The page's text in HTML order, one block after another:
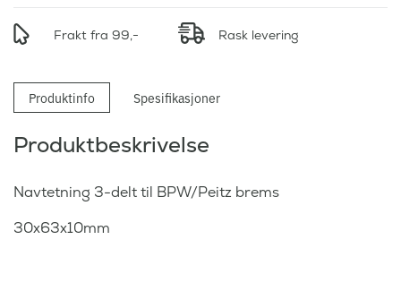
Frakt fra 99,- Rask levering
Produktinfo Spesifikasjoner
Produktbeskrivelse
Navtetning 3-delt til BPW/Peitz brems
30x63x10mm